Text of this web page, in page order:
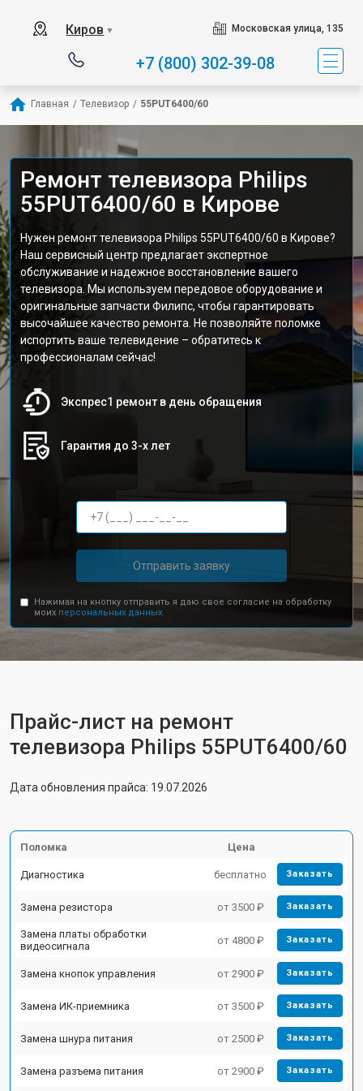
Киров ▼ Московская улица, 135
+7 (800) 302-39-08
Главная / Телевизор / 55PUT6400/60
Ремонт телевизора Philips
55PUT6400/60 в Кирове
Нужен ремонт телевизора Philips 55PUT6400/60 в Кирове?
Наш сервисный центр предлагает экспертное
обслуживание и надежное восстановление вашего
телевизора. Мы используем передовое оборудование и
оригинальные запчасти Филипс, чтобы гарантировать
высочайшее качество ремонта. Не позволяйте поломке
испортить ваше телевидение – обратитесь к
профессионалам сейчас!
Экспрес1 ремонт в день обращения
Гарантия до 3-х лет
Отправить заявку
Нажимая на кнопку отправить я даю свое согласие на обработку
моих персональных данных.
Прайс-лист на ремонт
телевизора Philips 55PUT6400/60
Дата обновления прайса: 19.07.2026
Поломка Цена
Диагностика бесплатно Заказать
Замена резистора от 3500 ₽ Заказать
Замена платы обработки
видеосигнала
от 4800 ₽ Заказать
Замена кнопок управления от 2900 ₽ Заказать
Замена ИК-приемника от 3500 ₽ Заказать
Замена шнура питания от 2500 ₽ Заказать
Замена разъема питания от 2900 ₽ Заказать